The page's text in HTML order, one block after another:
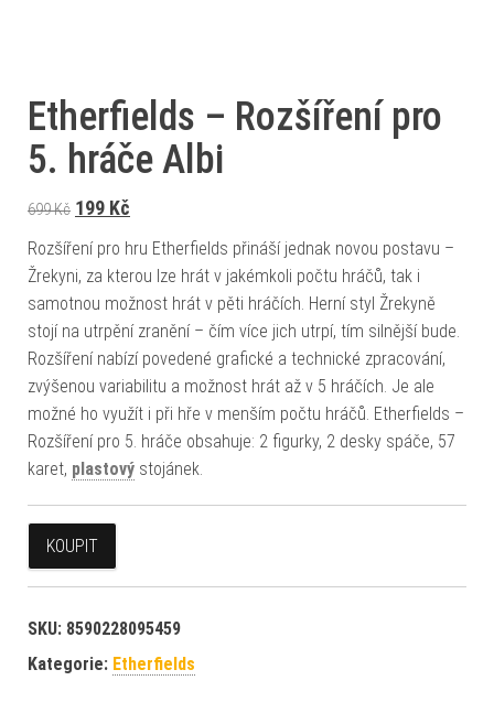
Etherfields – Rozšíření pro
5. hráče Albi
699Kč Původní cena byla: 699 Kč.
199 Kč
Rozšíření pro hru Etherfields přináší jednak novou postavu –
Žrekyni, za kterou lze hrát v jakémkoli počtu hráčů, tak i
samotnou možnost hrát v pěti hráčích. Herní styl Žrekyně
stojí na utrpění zranění – čím více jich utrpí, tím silnější bude.
Rozšíření nabízí povedené grafické a technické zpracování,
zvýšenou variabilitu a možnost hrát až v 5 hráčích. Je ale
možné ho využít i při hře v menším počtu hráčů. Etherfields –
Rozšíření pro 5. hráče obsahuje: 2 figurky, 2 desky spáče, 57
karet, plastový stojánek.
KOUPIT
SKU: 8590228095459
Kategorie: Etherfields